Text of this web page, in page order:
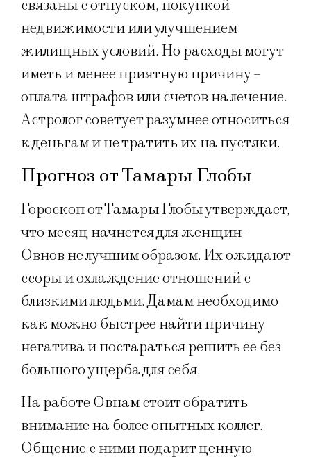
связаны с отпуском, покупкой
недвижимости или улучшением
жилищных условий. Но расходы могут
иметь и менее приятную причину –
оплата штрафов или счетов на лечение.
Астролог советует разумнее относиться
к деньгам и не тратить их на пустяки.
Прогноз от Тамары Глобы
Гороскоп от Тамары Глобы утверждает,
что месяц начнется для женщин-
Овнов не лучшим образом. Их ожидают
ссоры и охлаждение отношений с
близкими людьми. Дамам необходимо
как можно быстрее найти причину
негатива и постараться решить ее без
большого ущерба для себя.
На работе Овнам стоит обратить
внимание на более опытных коллег.
Общение с ними подарит ценную